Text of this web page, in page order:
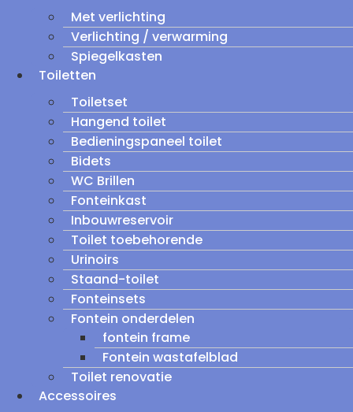
Met verlichting
Verlichting / verwarming
Spiegelkasten
Toiletten
Toiletset
Hangend toilet
Bedieningspaneel toilet
Bidets
WC Brillen
Fonteinkast
Inbouwreservoir
Toilet toebehorende
Urinoirs
Staand-toilet
Fonteinsets
Fontein onderdelen
fontein frame
Fontein wastafelblad
Toilet renovatie
Accessoires